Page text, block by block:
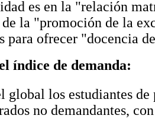
es en la "relación
de la "promoción de la
para ofrecer "docencia
el índice de demanda:
global los estudiantes
no demandantes,